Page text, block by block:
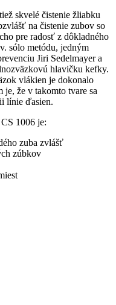
skvelé čistenie žliabku
na čistenie zubov so
pre radosť z dôkladného
sólo metódu, jedným
Jiri Sedelmayer a
hlavičku kefky.
vlákien je dokonalo
že v takomto tvare sa
línie ďasien.
1006 je:
zuba zvlášť
zúbkov